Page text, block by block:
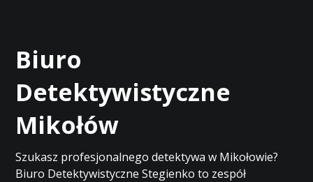
Biuro
Detektywistyczne
Mikołów
Szukasz profesjonalnego detektywa w Mikołowie?
Biuro Detektywistyczne Stegienko to zespół